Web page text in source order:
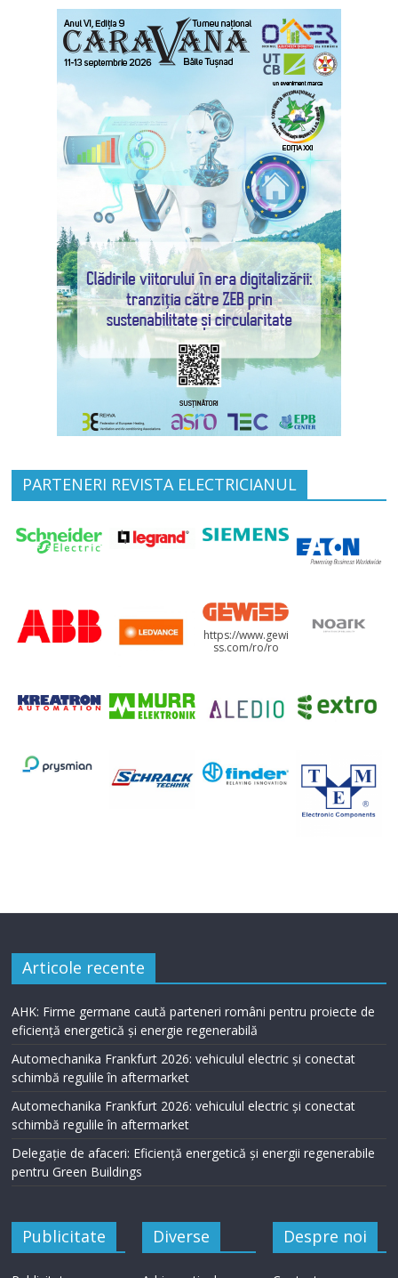
PARTENERI REVISTA ELECTRICIANUL
https://www.gewi
ss.com/ro/ro
Articole recente
AHK: Firme germane caută parteneri români pentru proiecte de
eficiență energetică și energie regenerabilă
Automechanika Frankfurt 2026: vehiculul electric și conectat
schimbă regulile în aftermarket
Automechanika Frankfurt 2026: vehiculul electric și conectat
schimbă regulile în aftermarket
Delegație de afaceri: Eficiență energetică și energii regenerabile
pentru Green Buildings
Publicitate Diverse Despre noi